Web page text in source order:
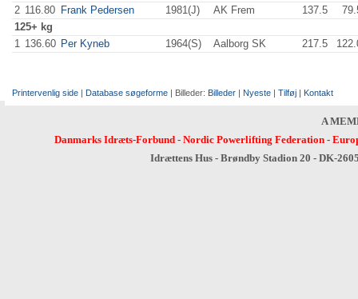
2 116.80 Frank Pedersen 1981(J) AK Frem 137.5
125+ kg
1 136.60 Per Kyneb 1964(S) Aalborg SK 217.5
Printervenlig side | Database søgeforme | Billeder: Billeder | Nyeste | Tilføj | Kontakt
A
Danmarks Idræts-Forbund- Nordic Powerlifting Federation-
Idrættens Hus - Brøndby Stadion 20 - DK-